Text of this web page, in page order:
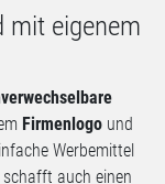
mit eigenem
Firmenlogo und
Werbemittel
auch einen